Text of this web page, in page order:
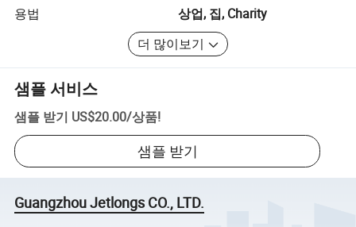
용법
상업, 집, Charity
더 많이보기
샘플 서비스
샘플 받기 US$20.00/상품!
샘플 받기
Guangzhou Jetlongs CO., LTD.